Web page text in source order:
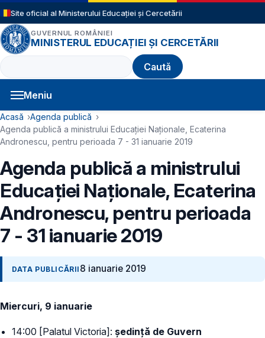
Sari la conținutul principal
Site oficial al Ministerului Educației și Cercetării
GUVERNUL ROMÂNIEI
MINISTERUL EDUCAȚIEI ȘI CERCETĂRII
Caută
Meniu
Navigație principală
Cale de navigare
Acasă
Agenda publică
Agenda publică a ministrului Educației Naționale, Ecaterina
Andronescu, pentru perioada 7 - 31 ianuarie 2019
Agenda publică a ministrului
Educației Naționale, Ecaterina
Andronescu, pentru perioada
7 - 31 ianuarie 2019
DATA PUBLICĂRII 8 ianuarie 2019
Miercuri, 9 ianuarie
14:00 [Palatul Victoria]: ședință de Guvern